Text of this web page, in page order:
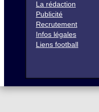
La rédaction
Publicité
Recrutement
Infos légales
Liens football